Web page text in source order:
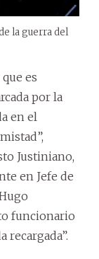
la guerra del
es
por la
en el
Justiniano,
en Jefe de
funcionario
recargada”.